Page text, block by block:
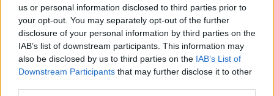
us or personal information disclosed to third parties prior to
your opt-out. You may separately opt-out of the further
disclosure of your personal information by third parties on the
IAB’s list of downstream participants. This information may
also be disclosed by us to third parties on the IAB’s List of
Downstream Participants that may further disclose it to other
Premyslené riešenia
K ďalším priestorom bytu patrí pracovňa, spálňa, chodba
a kúpeľňa s toaletou. Vo vstupnej hale určite zaujmú
presklené dvere z mliečneho skla zdobené dekorom